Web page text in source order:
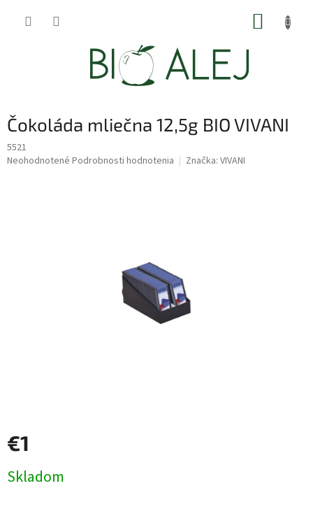
Čokoláda mliečna 12,5g BIO VIVANI
5521
Priemerné
Neohodnotené Podrobnosti hodnotenia Značka: VIVANI
€1
cena:
Skladom